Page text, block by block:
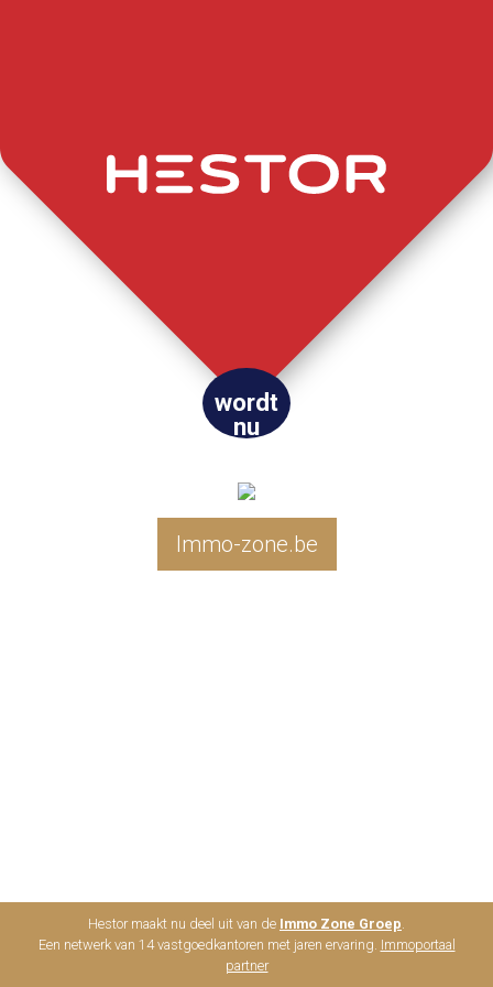
wordt
nu
Immo-zone.be
Hestor maakt nu deel uit van de Immo Zone Groep.
Een netwerk van 14 vastgoedkantoren met jaren ervaring. Immoportaal
partner